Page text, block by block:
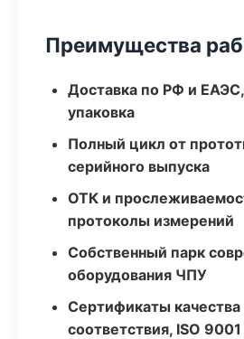
Преимущества
Доставка по РФ и
упаковка
Полный цикл от
серийного выпуска
ОТК и
протоколы измерений
Собственный парк
оборудования ЧПУ
Сертификаты качества
соответствия, ISO 9001